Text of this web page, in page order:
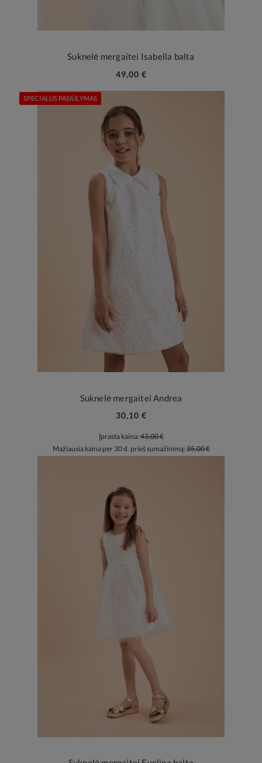
Suknelė mergaitei Isabella balta
49,00 €
Suknelė mergaitei Andrea
30,10 €
Įprasta kaina:43,00 €
Mažiausia kaina per 30 d. prieš sumažinimą:35,00 €
SPECIALUS PASIŪLYMAS